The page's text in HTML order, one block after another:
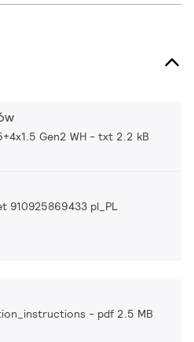
Gen2 WH txt 2.2 kB
910925869433 pl_PL
pdf 2.5 MB